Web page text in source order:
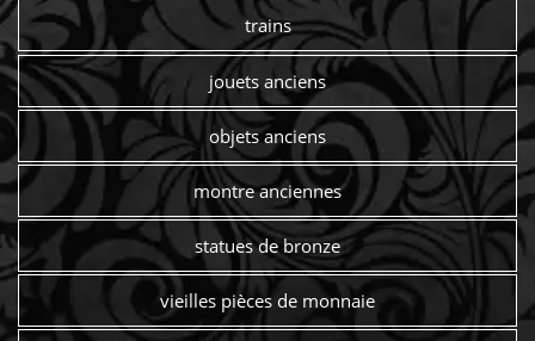
trains
jouets anciens
objets anciens
montre anciennes
statues de bronze
vieilles pièces de monnaie